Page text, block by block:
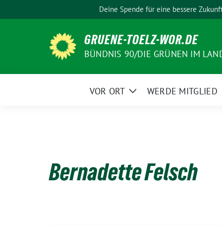
zum
Deine Spende für eine bessere
GRUENE-TOELZ-WOR.DE
BÜNDNIS 90/DIE GRÜNEN IM
VOR ORT
ZeigeWERDE MITGLIED
Bernadette Felsch